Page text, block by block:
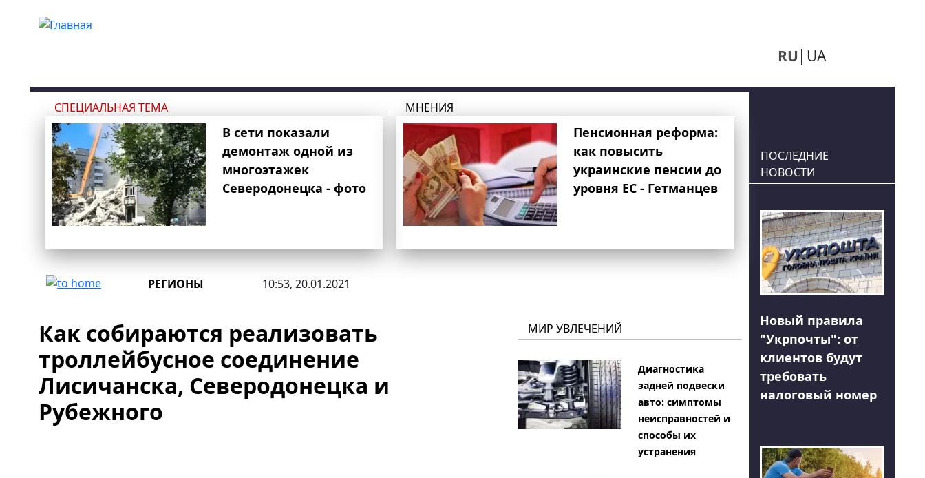
RU UA
СПЕЦИАЛЬНАЯ ТЕМА
В сети показали
демонтаж одной из
многоэтажек
Северодонецка - фото
МНЕНИЯ
Пенсионная реформа:
как повысить
украинские пенсии до
уровня ЕС - Гетманцев
РЕГИОНЫ 10:53, 20.01.2021
Как собираются реализовать
троллейбусное соединение
Лисичанска, Северодонецка и
Рубежного
МИР УВЛЕЧЕНИЙ
Диагностика
задней подвески
авто: симптомы
неисправностей и
способы их
устранения
ПОСЛЕДНИЕ
НОВОСТИ
Новый правила
"Укрпочты": от
клиентов будут
требовать
налоговый номер